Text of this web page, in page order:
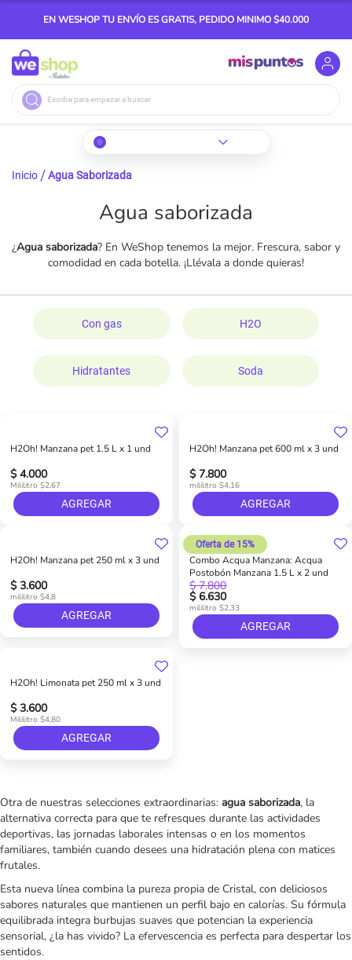
EN WESHOP TU ENVÍO ES GRATIS, PEDIDO MINIMO $40.000
Buscar
Inicio Agua Saborizada
Agua saborizada
¿Agua saborizada? En WeShop tenemos la mejor. Frescura, sabor y
comodidad en cada botella. ¡Llévala a donde quieras!
Con gas H2O
Hidratantes Soda
H2Oh! Manzana pet 1.5 L x 1 und
$ 4.000
Mililitro $2,67
AGREGAR
H2Oh! Manzana pet 600 ml x 3 und
$ 7.800
mililitro $4,16
AGREGAR
H2Oh! Manzana pet 250 ml x 3 und
$ 3.600
mililitro $4,8
AGREGAR
Combo Acqua Manzana: Acqua
Postobón Manzana 1.5 L x 2 und
$ 6.630
$ 7.800
Oferta de 15%
mililitro $2,33
AGREGAR
H2Oh! Limonata pet 250 ml x 3 und
$ 3.600
Mililitro $4,80
AGREGAR
Otra de nuestras selecciones extraordinarias: agua saborizada, la
alternativa correcta para que te refresques durante las actividades
deportivas, las jornadas laborales intensas o en los momentos
familiares, también cuando desees una hidratación plena con matices
frutales.
Esta nueva línea combina la pureza propia de Cristal, con deliciosos
sabores naturales que mantienen un perfil bajo en calorías. Su fórmula
equilibrada integra burbujas suaves que potencian la experiencia
sensorial, ¿la has vivido? La efervescencia es perfecta para despertar los
sentidos.